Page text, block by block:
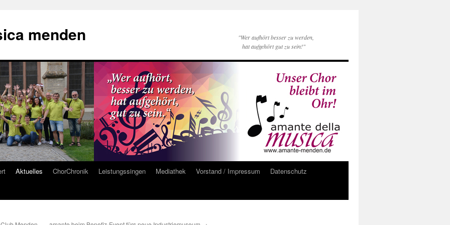
menden
"Wer aufhört besser zu werden,
hat aufgehört gut zu sein!"
Aktuelles ChorChronik Leistungssingen Mediathek Vorstand / Impressum
Datenschutz